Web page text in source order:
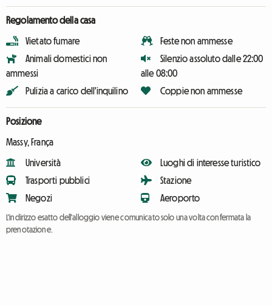
Regolamento della casa
Vietato fumare
Animali domestici non
ammessi
Pulizia a carico dell'inquilino
Feste non ammesse
Silenzio assoluto dalle 22:00
alle 08:00
Coppie non ammesse
Posizione
Massy, França
Università
Trasporti pubblici
Negozi
Luoghi di interesse turistico
Stazione
Aeroporto
L'indirizzo esatto dell'alloggio viene comunicato solo una volta confermata la
prenotazione.